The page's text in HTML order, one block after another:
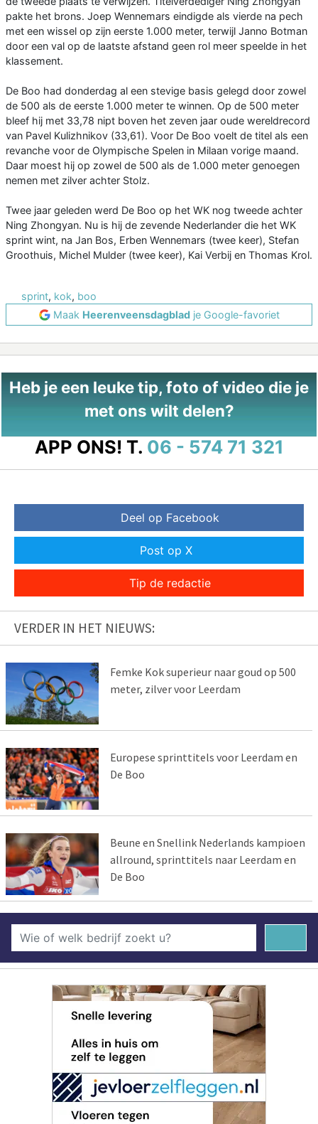
pakte het brons. Joep Wennemars eindigde als vierde na pech
met een wissel op zijn eerste 1.000 meter, terwijl Janno Botman
door een val op de laatste afstand geen rol meer speelde in het
klassement.
De Boo had donderdag al een stevige basis gelegd door zowel
de 500 als de eerste 1.000 meter te winnen. Op de 500 meter
bleef hij met 33,78 nipt boven het zeven jaar oude wereldrecord
van Pavel Kulizhnikov (33,61). Voor De Boo voelt de titel als een
revanche voor de Olympische Spelen in Milaan vorige maand.
Daar moest hij op zowel de 500 als de 1.000 meter genoegen
nemen met zilver achter Stolz.
Twee jaar geleden werd De Boo op het WK nog tweede achter
Ning Zhongyan. Nu is hij de zevende Nederlander die het WK
sprint wint, na Jan Bos, Erben Wennemars (twee keer), Stefan
Groothuis, Michel Mulder (twee keer), Kai Verbij en Thomas Krol.
sprint, kok, boo
Maak Heerenveensdagbladje Google-favoriet
Heb je een leuke tip, foto of video die je
met ons wilt delen?
APP ONS! T. 06 - 574 71 321
Deel op Facebook
Post op X
Tip de redactie
VERDER IN HET NIEUWS:
Femke Kok superieur naar goud op 500
meter, zilver voor Leerdam
Europese sprinttitels voor Leerdam en
De Boo
Beune en Snellink Nederlands kampioen
allround, sprinttitels naar Leerdam en
De Boo